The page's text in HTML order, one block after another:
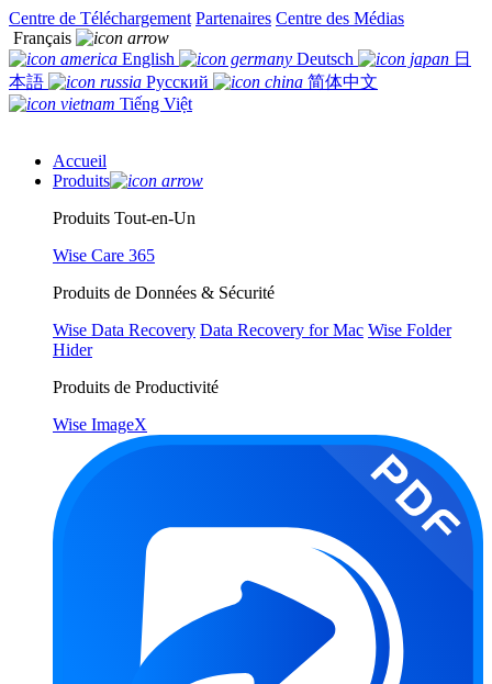
Centre de Téléchargement Partenaires Centre des Médias
Français
English
Deutsch
日
本語
Русский
简体中文
Tiếng Việt
Accueil
Produits
Produits Tout-en-Un
Wise Care 365
Produits de Données & Sécurité
Wise Data Recovery Data Recovery for Mac Wise Folder
Hider
Produits de Productivité
Wise ImageX